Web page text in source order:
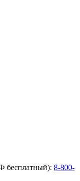
бесплатный): 8-800-